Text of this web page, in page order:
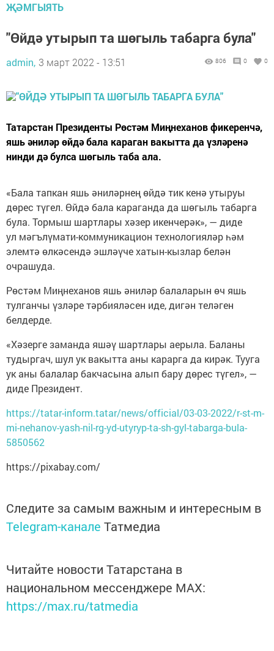
ҖӘМГЫЯТЬ
"Өйдә утырып та шөгыль табарга була"
admin, 3 март 2022 - 13:51 806 0 0
Татарстан Президенты Рөстәм Миңнеханов фикеренчә,
яшь әниләр өйдә бала караган вакытта да үзләренә
нинди дә булса шөгыль таба ала.
«Бала тапкан яшь әниләрнең өйдә тик кенә утыруы
дөрес түгел. Өйдә бала караганда да шөгыль табарга
була. Тормыш шартлары хәзер икенчерәк», — диде
ул мәгълүмати-коммуникацион технологияләр һәм
элемтә өлкәсендә эшләүче хатын-кызлар белән
очрашуда.
Рөстәм Миңнеханов яшь әниләр балаларын өч яшь
тулганчы үзләре тәрбияләсен иде, дигән теләген
белдерде.
«Хәзерге заманда яшәү шартлары аерыла. Баланы
тудыргач, шул ук вакытта аны карарга да кирәк. Тууга
ук аны балалар бакчасына алып бару дөрес түгел», —
диде Президент.
https://tatar-inform.tatar/news/official/03-03-2022/r-st-m-
mi-nehanov-yash-nil-rg-yd-utyryp-ta-sh-gyl-tabarga-bula-
5850562
https://pixabay.com/
Следите за самым важным и интересным в
Telegram-канале Татмедиа
Читайте новости Татарстана в
национальном мессенджере MАХ:
https://max.ru/tatmedia